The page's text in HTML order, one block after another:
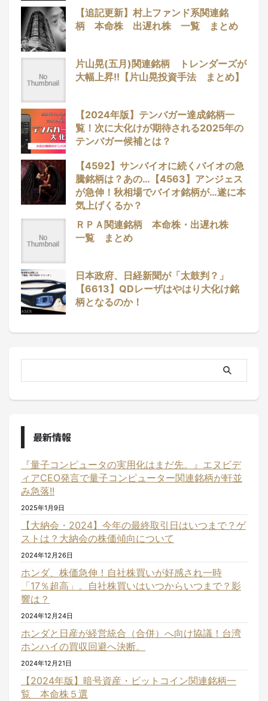
【追記更新】村上ファンド系関連銘
柄 本命株 出遅れ株 一覧 まとめ
片山晃(五月)関連銘柄 トレンダーズが
大幅上昇!!【片山晃投資手法 まとめ】
【2024年版】テンバガー達成銘柄一
覧！次に大化けが期待される2025年の
テンバガー候補とは？
【4592】サンバイオに続くバイオの急
騰銘柄は？あの…【4563】アンジェス
が急伸！秋相場でバイオ銘柄が…遂に本
気上げくるか？
ＲＰＡ関連銘柄 本命株・出遅れ株
一覧 まとめ
日本政府、日経新聞が「太鼓判？」
【6613】QDレーザはやはり大化け銘
柄となるのか！
最新情報
『量子コンピュータの実用化はまだ先。』エヌビデ
ィアCEO発言で量子コンピューター関連銘柄が軒並
み急落!!
2025年1月9日
【大納会・2024】今年の最終取引日はいつまで？ゲ
ストは？大納会の株価傾向について
2024年12月26日
ホンダ、株価急伸！自社株買いが好感され一時
「17％超高」。自社株買いはいつからいつまで？影
響は？
2024年12月24日
ホンダと日産が経営統合（合併）へ向け協議！台湾
ホンハイの買収回避へ決断。
2024年12月21日
【2024年版】暗号資産・ビットコイン関連銘柄一
覧 本命株５選